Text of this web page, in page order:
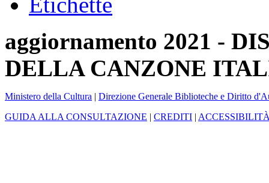
aggiornamento 2021 -
DELLA CANZONE
Ministero della Cultura | Direzione Generale Biblioteche e Diritto
GUIDA ALLA CONSULTAZIONE | CREDITI |